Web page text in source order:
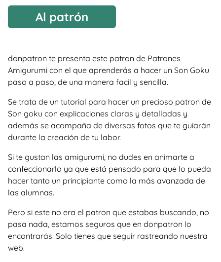
Al patrón
donpatron te presenta este patron de Patrones
Amigurumi con el que aprenderás a hacer un Son Goku
paso a paso, de una manera facil y sencilla.
Se trata de un tutorial para hacer un precioso patron de
Son goku con explicaciones claras y detalladas y
además se acompaña de diversas fotos que te guiarán
durante la creación de tu labor.
Si te gustan las amigurumi, no dudes en animarte a
confeccionarlo ya que está pensado para que lo pueda
hacer tanto un principiante como la más avanzada de
las alumnas.
Pero si este no era el patron que estabas buscando, no
pasa nada, estamos seguros que en donpatron lo
encontrarás. Solo tienes que seguir rastreando nuestra
web.